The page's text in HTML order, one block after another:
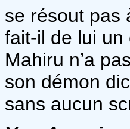
se résout pas
fait-il de lui
Mahiru n’a
son démon
sans aucun